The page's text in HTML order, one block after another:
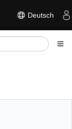
Deutsch